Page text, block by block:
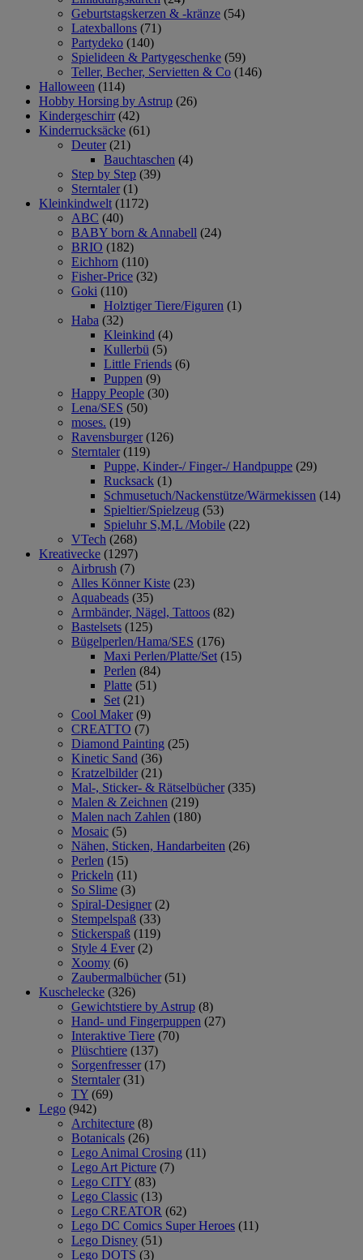
Geburtstagskerzen & -kränze (54)
Latexballons (71)
Partydeko (140)
Spielideen & Partygeschenke (59)
Teller, Becher, Servietten & Co (146)
Halloween (114)
Hobby Horsing by Astrup (26)
Kindergeschirr (42)
Kinderrucksäcke (61)
Deuter (21)
Bauchtaschen (4)
Step by Step (39)
Sterntaler (1)
Kleinkindwelt (1172)
ABC (40)
BABY born & Annabell (24)
BRIO (182)
Eichhorn (110)
Fisher-Price (32)
Goki (110)
Holztiger Tiere/Figuren (1)
Haba (32)
Kleinkind (4)
Kullerbü (5)
Little Friends (6)
Puppen (9)
Happy People (30)
Lena/SES (50)
moses. (19)
Ravensburger (126)
Sterntaler (119)
Puppe, Kinder-/ Finger-/ Handpuppe (29)
Rucksack (1)
Schmusetuch/Nackenstütze/Wärmekissen (14)
Spieltier/Spielzeug (53)
Spieluhr S,M,L /Mobile (22)
VTech (268)
Kreativecke (1297)
Airbrush (7)
Alles Könner Kiste (23)
Aquabeads (35)
Armbänder, Nägel, Tattoos (82)
Bastelsets (125)
Bügelperlen/Hama/SES (176)
Maxi Perlen/Platte/Set (15)
Perlen (84)
Platte (51)
Set (21)
Cool Maker (9)
CREATTO (7)
Diamond Painting (25)
Kinetic Sand (36)
Kratzelbilder (21)
Mal-, Sticker- & Rätselbücher (335)
Malen & Zeichnen (219)
Malen nach Zahlen (180)
Mosaic (5)
Nähen, Sticken, Handarbeiten (26)
Perlen (15)
Prickeln (11)
So Slime (3)
Spiral-Designer (2)
Stempelspaß (33)
Stickerspaß (119)
Style 4 Ever (2)
Xoomy (6)
Zaubermalbücher (51)
Kuschelecke (326)
Gewichtstiere by Astrup (8)
Hand- und Fingerpuppen (27)
Interaktive Tiere (70)
Plüschtiere (137)
Sorgenfresser (17)
Sterntaler (31)
TY (69)
Lego (942)
Architecture (8)
Botanicals (26)
Lego Animal Crosing (11)
Lego Art Picture (7)
Lego CITY (83)
Lego Classic (13)
Lego CREATOR (62)
Lego DC Comics Super Heroes (11)
Lego Disney (51)
Lego DOTS (3)